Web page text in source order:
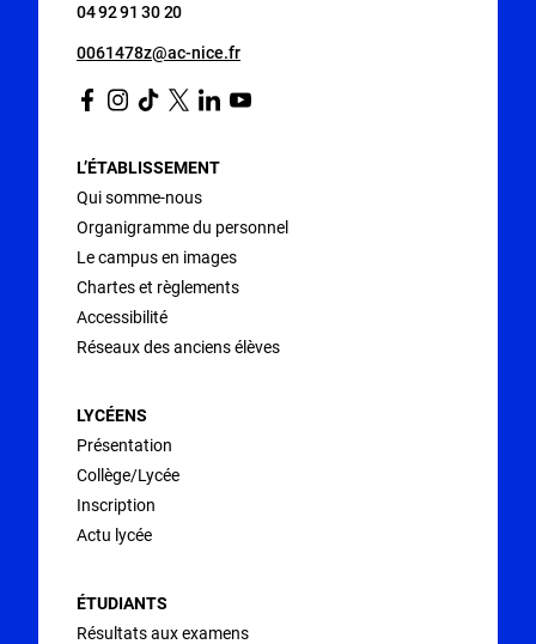
04 92 91 30 20
0061478z@ac-nice.fr
Facebook
Instagram
TiktokTwitter
LinkedinYoutube
L’ÉTABLISSEMENT
Qui somme-nous
Organigramme du personnel
Le campus en images
Chartes et règlements
Accessibilité
Réseaux des anciens élèves
LYCÉENS
Présentation
Collège/Lycée
Inscription
Actu lycée
ÉTUDIANTS
Résultats aux examens